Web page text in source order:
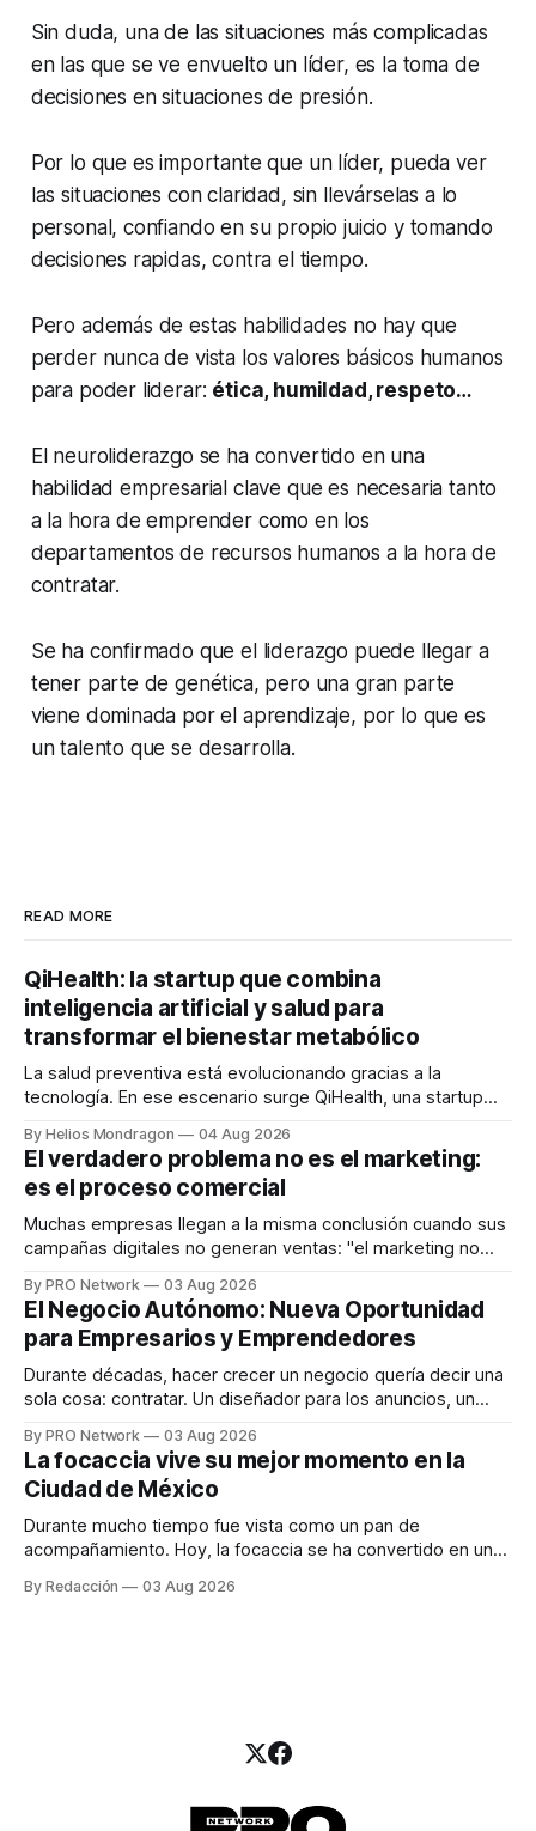
Sin duda, una de las situaciones más complicadas
en las que se ve envuelto un líder, es la toma de
decisiones en situaciones de presión.
Por lo que es importante que un líder, pueda ver
las situaciones con claridad, sin llevárselas a lo
personal, confiando en su propio juicio y tomando
decisiones rapidas, contra el tiempo.
Pero además de estas habilidades no hay que
perder nunca de vista los valores básicos humanos
para poder liderar: ética, humildad, respeto…
El neuroliderazgo se ha convertido en una
habilidad empresarial clave que es necesaria tanto
a la hora de emprender como en los
departamentos de recursos humanos a la hora de
contratar.
Se ha confirmado que el liderazgo puede llegar a
tener parte de genética, pero una gran parte
viene dominada por el aprendizaje, por lo que es
un talento que se desarrolla.
READ MORE
QiHealth: la startup que combina
inteligencia artificial y salud para
transformar el bienestar metabólico
La salud preventiva está evolucionando gracias a la
tecnología. En ese escenario surge QiHealth, una startup
dispositivos inteligentes, inteligencia artificial y monitoreo
en tiempo real para ayudar a las personas a tomar mejores
decisiones sobre su salud metabólica. Su propuesta busca
responder
By Helios Mondragon 04 Aug 2026
El verdadero problema no es el marketing:
es el proceso comercial
Muchas empresas llegan a la misma conclusión cuando sus
campañas digitales no generan ventas: "el marketing no
INTERIUS, el problema suele estar en otro lugar. Durante
una entrevista para el podcast SER PRO, el especialista en
marketing digital explicó que
By PRO Network 03 Aug 2026
El Negocio Autónomo: Nueva Oportunidad
para Empresarios y Emprendedores
Durante décadas, hacer crecer un negocio quería decir una
sola cosa: contratar. Un diseñador para los anuncios, un
para los textos, alguien que supiera de publicidad digital
para encontrar prospectos, un vendedor para atender
llamadas y mensajes, y —con suerte— una persona
By PRO Network 03 Aug 2026
La focaccia vive su mejor momento en la
Ciudad de México
Durante mucho tiempo fue vista como un pan de
acompañamiento. Hoy, la focaccia se ha convertido en uno
artesanal, ingredientes de calidad y experiencias que
By Redacción 03 Aug 2026